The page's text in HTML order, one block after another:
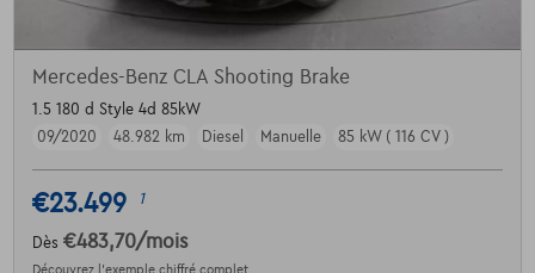
Mercedes-Benz CLA Shooting Brake
1.5 180 d Style 4d 85kW
09/2020
48.982 km Diesel Manuelle 85 kW ( 116 CV )
€23.499 1
Dès €483,70/mois
Découvrez l’exemple chiffré complet